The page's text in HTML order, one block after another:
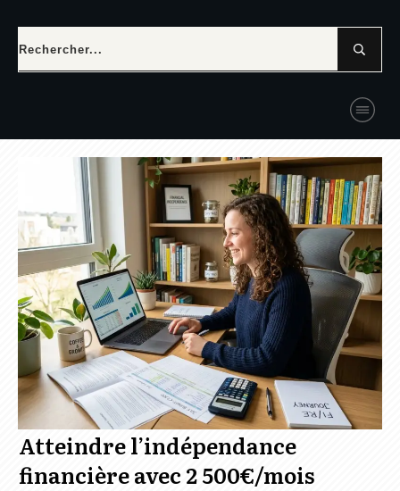
Atteindre l’indépendance
financière avec 2 500€/mois